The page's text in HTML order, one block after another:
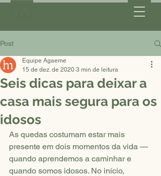
Post
Seis dicas para deixar a
casa mais segura para os
idosos
Equipe Agaeme
15 de dez. de 2020 3 min de leitura
As quedas costumam estar mais
presente em dois momentos da vida —
quando aprendemos a caminhar e
quando somos idosos. No início,